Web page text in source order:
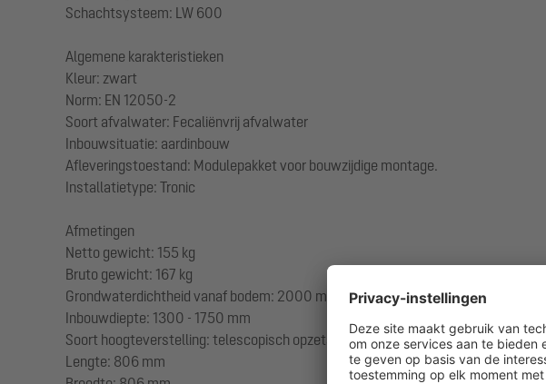
Schachtsysteem: LW 600
Algemene karakteristieken
Kleur: zwart
Norm: EN 12050-2
Soort afvalwater: Fecaliënvrij afvalwater
Inbouwsituatie: aardinbouw
Afleveringstoestand: Modulepakket voor bouwzijdige montage.
Installatietype: Tronic
Afmetingen
Netto gewicht: 155 kg
Bruto gewicht: 167 kg
Grondwaterdichtheid vanaf bodem: 2000 mm
Inbouwdiepte: 1300 - 1750 mm
Soort hoogteverstelling: telescopisch opzetstuk
Lengte: 806 mm